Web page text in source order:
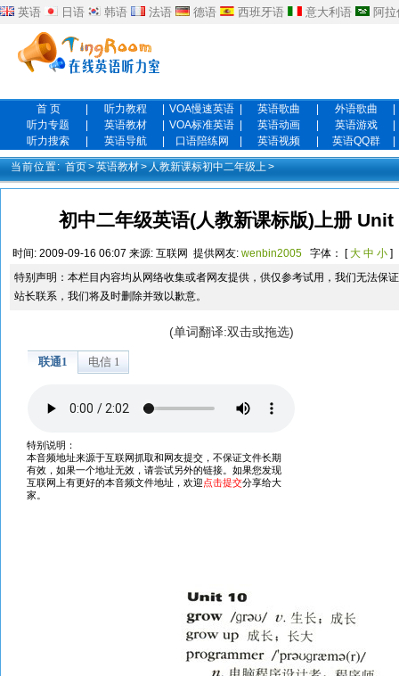
英语 日语 韩语 法语 德语 西班牙语 意大利语 阿
首 页 听力教程 VOA慢速英语 英语歌曲 外语歌曲
听力专题
英语教材 VOA标准英语 英语动画 英语游戏
听力搜索
英语导航 口语陪练网 英语视频 英语QQ群
当前位置: 首页>英语教材> 人教新课标初中二年级上>
初中二年级英语(人教新课标版)上册
时间: 2009-09-16 06:07 来源: 互联网 提供网友: wenbin2005 字体： [大 中 小 ]
特别声明：本栏目内容均从网络收集或者网友提供，供仅参考试用，我们无法保
站长联系，我们将及时删除并致以歉意。
(单词翻译:双击或拖选)